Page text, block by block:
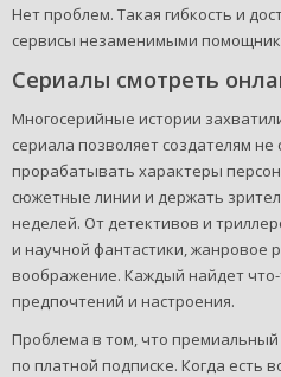
Нет проблем. Такая гибкость и
сервисы незаменимыми
Сериалы смотреть
Многосерийные истории
сериала позволяет создателям
прорабатывать характеры
сюжетные линии и держать
неделей. От детективов и
и научной фантастики, жанровое
воображение. Каждый найдет
предпочтений и настроения.
Проблема в том, что премиальный
по платной подписке. Когда есть